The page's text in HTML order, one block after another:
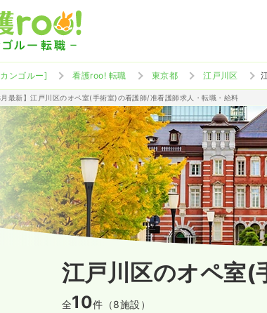
ンゴルー] 看護roo! 転職 東京都 江戸川区
月最新】江戸川区のオペ室(手術室)の看護師/准看護師求人・転職・給料
江戸川区のオペ室(
全10件（8施設）